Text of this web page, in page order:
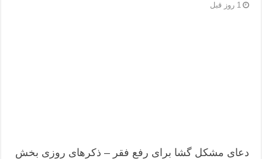
1 روز قبل
دعای مشکل گشا برای رفع فقر – ذکرهای روزی‌ بخش